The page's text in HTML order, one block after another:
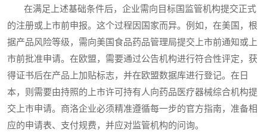
在满足上述基础条件后，企业需向目标国监管机构提交正式
的注册或上市前申报。这个过程因国家而异。例如，在美国，根
据产品风险等级，需向美国食品药品管理局提交上市前通知或上
市前批准申请。在欧盟，需要通过公告机构进行符合性评定，获
得证书后在产品上加贴标志，并在欧盟数据库进行登记。在日
本，则需要由持照的上市许可持有人向药品医疗器械综合机构提
交上市申请。商洛企业必须精准遵循每一步的官方指南，准备相
应的申请表、支付规费，并应对监管机构的问询。